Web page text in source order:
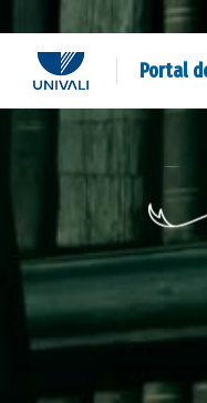
Portal